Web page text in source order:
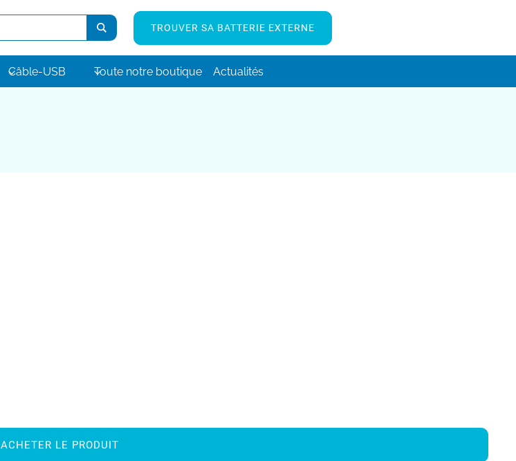
TROUVER SA BATTERIE EXTERNE
Câble-USB Toute notre boutique
Actualités
ACHETER LE PRODUIT